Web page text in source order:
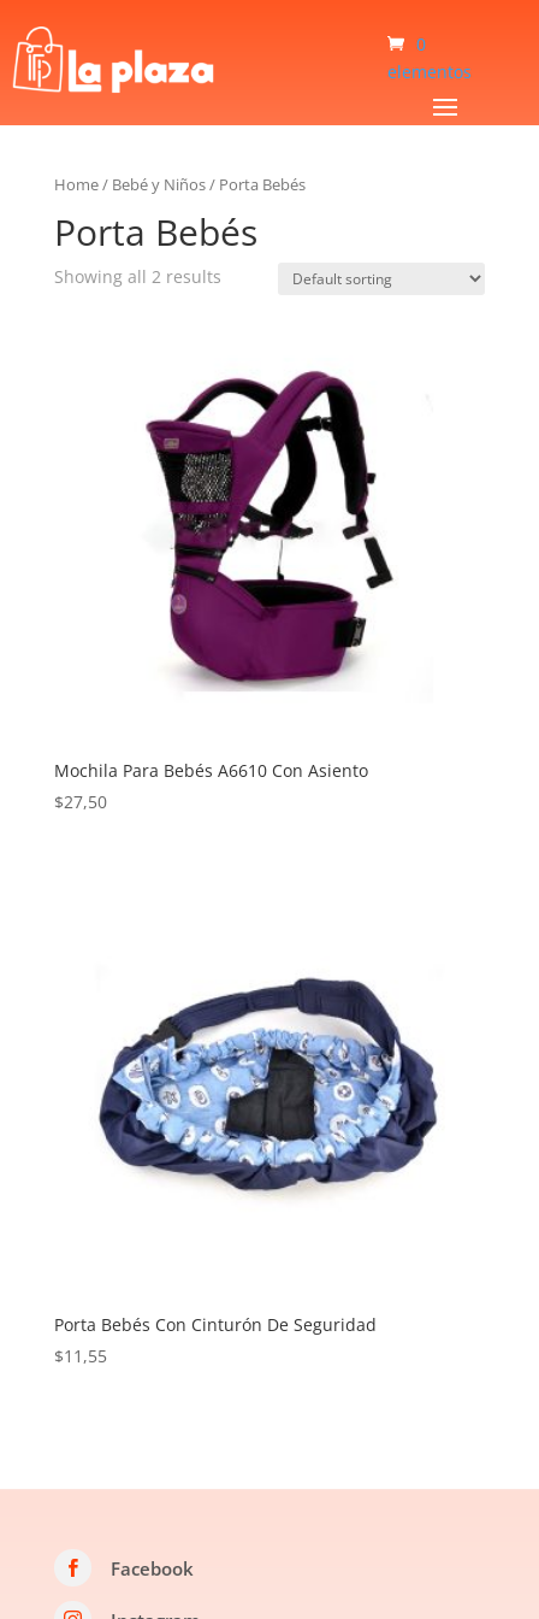
0
elementos
Home/ Bebé y Niños/ Porta Bebés
Porta Bebés
Showing all 2 results
Mochila Para Bebés A6610 Con Asiento
$27,50
Porta Bebés Con Cinturón De Seguridad
$11,55
 Facebook